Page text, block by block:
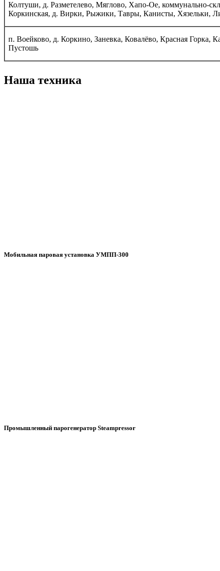
Колтуши, д. Разметелево, Мяглово, Хапо-Ое, коммунально-
Коркинская, д. Вирки, Рыжики, Тавры, Канисты, Хязельки,
п. Воейково, д. Коркино, Заневка, Ковалёво, Красная Горка,
Пустошь
Наша техника
Мобильная паровая установка УМПП-300
Промышленный парогенератор Steampressor